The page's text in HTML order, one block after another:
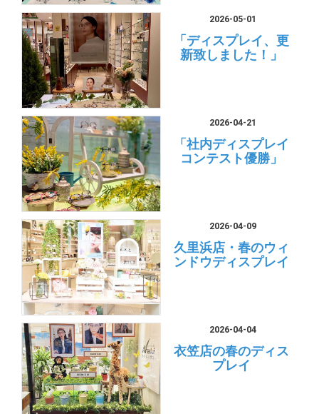
2026-05-01
「ディスプレイ、更
新致しました！」
2026-04-21
「社内ディスプレイ
コンテスト優勝」
2026-04-09
久里浜店・春のウィ
ンドウディスプレイ
2026-04-04
衣笠店の春のディス
プレイ